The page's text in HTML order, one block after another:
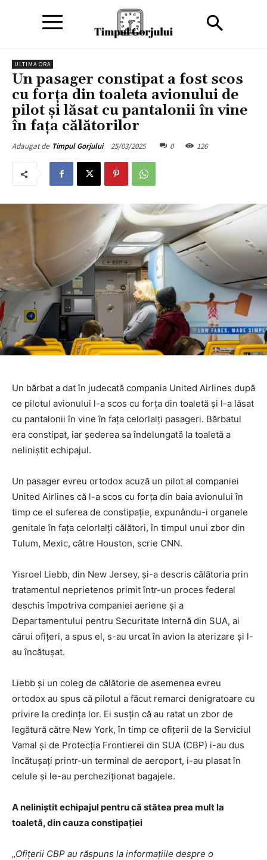
ULTIMA ORA
Un pasager constipat a fost scos
cu forța din toaleta avionului de
pilot și lăsat cu pantalonii în vine
în fața călătorilor
Adaugat de Timpul Gorjului 25/03/2025 0 126
Un bărbat a dat în judecată compania United Airlines după
ce pilotul avionului l-a scos cu forța din toaletă și l-a lăsat
cu pantalonii în vine în fața celorlalți pasageri. Bărbatul
era constipat, iar șederea sa îndelungată la toaletă a
neliniștit echipajul.
Un pasager evreu ortodox acuză un pilot al companiei
United Airlines că l-a scos cu forța din baia avionului în
timp ce el suferea de constipație, expunându-i organele
genitale în fața celorlalți călători, în timpul unui zbor din
Tulum, Mexic, către Houston, scrie CNN.
Yisroel Liebb, din New Jersey, și-a descris călătoria prin
tratamentul neprietenos primit într-un proces federal
deschis împotriva companiei aeriene și a
Departamentului pentru Securitate Internă din SUA, ai
cărui ofițeri, a spus el, s-au urcat în avion la aterizare și l-
au încătușat.
Liebb și un coleg de călătorie de asemenea evreu
ortodox au spus că pilotul a făcut remarci denigratoare cu
privire la credința lor. Ei susțin că au ratat un zbor de
legătură către New York, în timp ce ofițerii de la Serviciul
Vamal și de Protecția Frontierei din SUA (CBP) i-au dus
încătușați printr-un terminal de aeroport, i-au plasat în
celule și le-au percheziționat bagajele.
A neliniștit echipajul pentru că stătea prea mult la
toaletă, din cauza constipației
„Ofițerii CBP au răspuns la informațiile despre o